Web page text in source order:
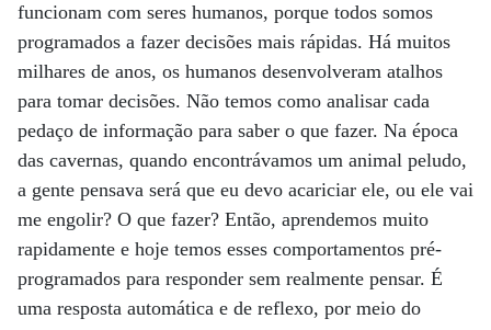
funcionam com seres humanos, porque todos somos
programados a fazer decisões mais rápidas. Há muitos
milhares de anos, os humanos desenvolveram atalhos
para tomar decisões. Não temos como analisar cada
pedaço de informação para saber o que fazer. Na época
das cavernas, quando encontrávamos um animal peludo,
a gente pensava será que eu devo acariciar ele, ou ele vai
me engolir? O que fazer? Então, aprendemos muito
rapidamente e hoje temos esses comportamentos pré-
programados para responder sem realmente pensar. É
uma resposta automática e de reflexo, por meio do